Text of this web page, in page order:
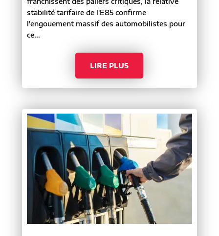
stabilité tarifaire de l'E85 confirme
l'engouement massif des automobilistes pour
ce...
LIRE PLUS